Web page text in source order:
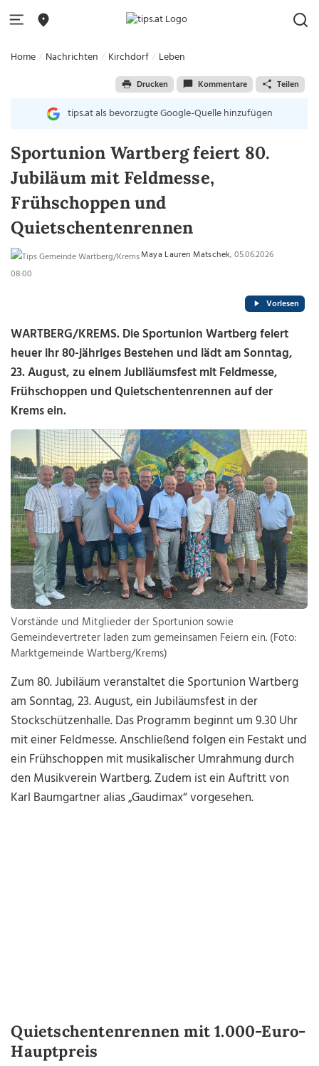
Home Nachrichten Kirchdorf Leben
Drucken Kommentare Teilen
tips.at als bevorzugte Google-Quelle hinzufügen
Sportunion Wartberg feiert 80.
Jubiläum mit Feldmesse,
Frühschoppen und
Quietschentenrennen
Maya Lauren Matschek, 05.06.2026
08:00
Vorlesen
WARTBERG/KREMS. DieSportunion Wartbergfeiert
heuer ihr 80-jähriges Bestehen und lädt am Sonntag,
23. August, zu einem Jubiläumsfest mit Feldmesse,
Frühschoppen und Quietschentenrennen auf der
Krems ein.
Vorstände und Mitglieder der Sportunion sowie
Gemeindevertreter laden zum gemeinsamen Feiern ein. (Foto:
Marktgemeinde Wartberg/Krems)
Zum 80. Jubiläum veranstaltet die Sportunion Wartberg
am Sonntag, 23. August, ein Jubiläumsfest in der
Stockschützenhalle. Das Programm beginnt um 9.30 Uhr
mit einer Feldmesse. Anschließend folgen ein Festakt und
ein Frühschoppen mit musikalischer Umrahmung durch
den Musikverein Wartberg. Zudem ist ein Auftritt von
Karl Baumgartner alias „Gaudimax“ vorgesehen.
Quietschentenrennen mit 1.000-Euro-
Hauptpreis